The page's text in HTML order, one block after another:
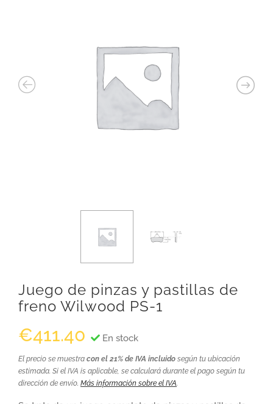
Juego de pinzas y pastillas de
freno Wilwood PS-1
€411.40 En stock
El precio se muestra con el 21% de IVA incluido según tu ubicación
estimada. Si el IVA is aplicable, se calculará durante el pago según tu
dirección de envío. Más información sobre el IVA.